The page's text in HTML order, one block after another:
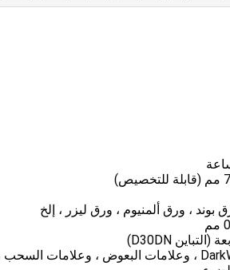
، ورق ألمنيوم ، ورق ليزر ، إلخ